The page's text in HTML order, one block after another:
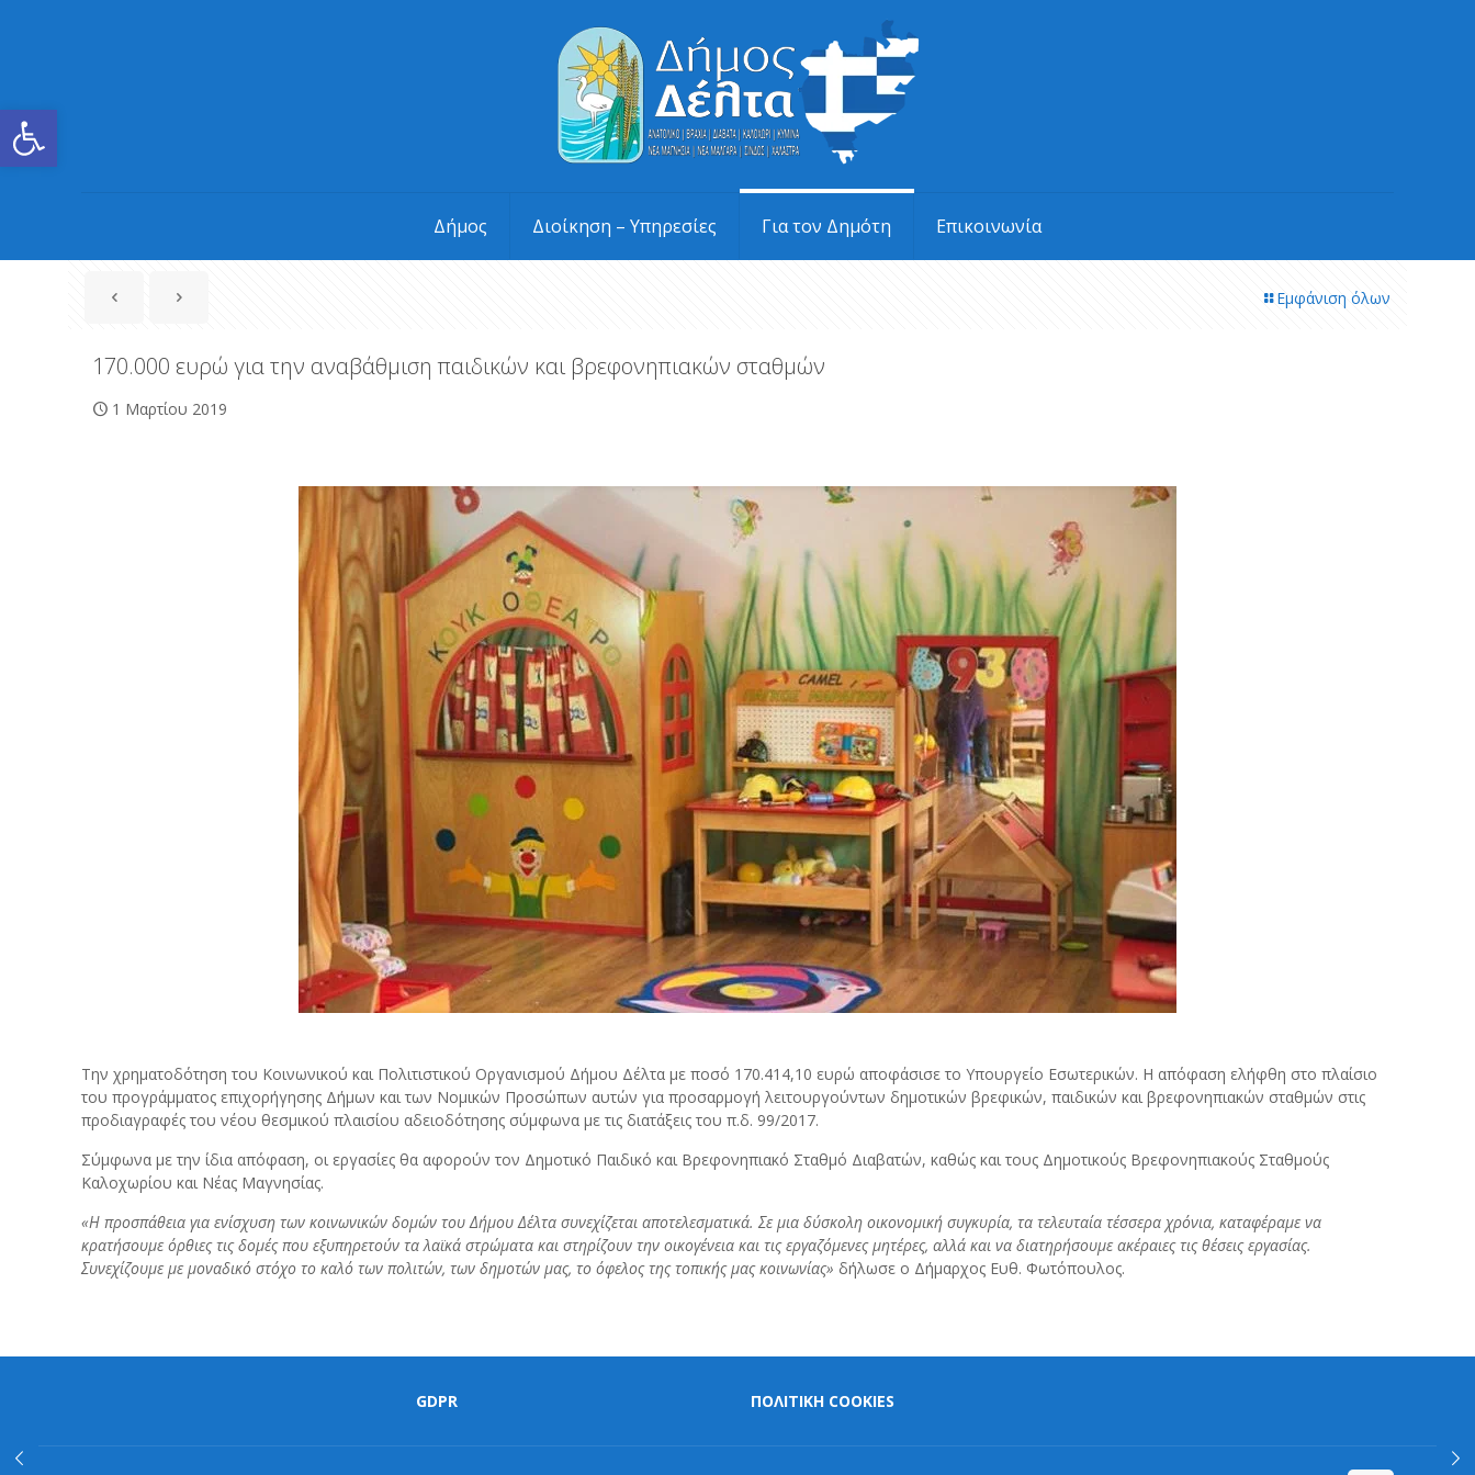
Ανοίξτε τη γραμμή εργαλείων
Δήμος Διοίκηση – Υπηρεσίες Για τον Δημότη Επικοινωνία
Εμφάνιση όλων
170.000 ευρώ για την αναβάθμιση παιδικών και βρεφονηπιακών σταθμών
1 Μαρτίου 2019
Την χρηματοδότηση του Κοινωνικού και Πολιτιστικού Οργανισμού Δήμου Δέλτα με ποσό 170.414,10 ευρώ αποφάσισε το Υπουργείο Εσωτερικών. Η απόφαση ελήφθη στο πλαίσιο
του προγράμματος επιχορήγησης Δήμων και των Νομικών Προσώπων αυτών για προσαρμογή λειτουργούντων δημοτικών βρεφικών, παιδικών και βρεφονηπιακών σταθμών στις
προδιαγραφές του νέου θεσμικού πλαισίου αδειοδότησης σύμφωνα με τις διατάξεις του π.δ. 99/2017.
Σύμφωνα με την ίδια απόφαση, οι εργασίες θα αφορούν τον Δημοτικό Παιδικό και Βρεφονηπιακό Σταθμό Διαβατών, καθώς και τους Δημοτικούς Βρεφονηπιακούς Σταθμούς
Καλοχωρίου και Νέας Μαγνησίας.
«Η προσπάθεια για ενίσχυση των κοινωνικών δομών του Δήμου Δέλτα συνεχίζεται αποτελεσματικά. Σε μια δύσκολη οικονομική συγκυρία, τα τελευταία τέσσερα χρόνια, καταφέραμε να
κρατήσουμε όρθιες τις δομές που εξυπηρετούν τα λαϊκά στρώματα και στηρίζουν την οικογένεια και τις εργαζόμενες μητέρες, αλλά και να διατηρήσουμε ακέραιες τις θέσεις εργασίας.
Συνεχίζουμε με μοναδικό στόχο το καλό των πολιτών, των δημοτών μας, το όφελος της τοπικής μας κοινωνίας» δήλωσε ο Δήμαρχος Ευθ. Φωτόπουλος.
GDPR ΠΟΛΙΤΙΚΗ COOKIES